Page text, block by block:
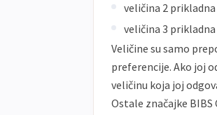
veličina 2
veličina 3
Veličine su samo
preferencije. Ako joj
veličinu koja joj
Ostale značajke BIBS